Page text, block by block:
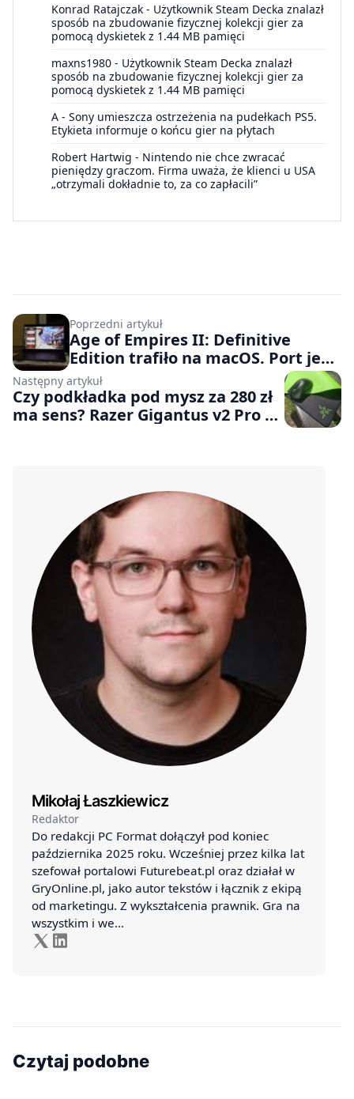
Konrad Ratajczak - Użytkownik Steam Decka znalazł
sposób na zbudowanie fizycznej kolekcji gier za
pomocą dyskietek z 1.44 MB pamięci
maxns1980 - Użytkownik Steam Decka znalazł
sposób na zbudowanie fizycznej kolekcji gier za
pomocą dyskietek z 1.44 MB pamięci
A - Sony umieszcza ostrzeżenia na pudełkach PS5.
Etykieta informuje o końcu gier na płytach
Robert Hartwig - Nintendo nie chce zwracać
pieniędzy graczom. Firma uważa, że klienci u USA
„otrzymali dokładnie to, za co zapłacili”
Poprzedni artykuł
Age of Empires II: Definitive
Edition trafiło na macOS. Port jest
prawie idealny, ale brak tej funkcji
mocno boli
Następny artykuł
Czy podkładka pod mysz za 280 zł
ma sens? Razer Gigantus v2 Pro –
Mikołaj Łaszkiewicz
Redaktor
Do redakcji PC Format dołączył pod koniec
października 2025 roku. Wcześniej przez kilka lat
szefował portalowi Futurebeat.pl oraz działał w
GryOnline.pl, jako autor tekstów i łącznik z ekipą
od marketingu. Z wykształcenia prawnik. Gra na
wszystkim i we…
Czytaj podobne